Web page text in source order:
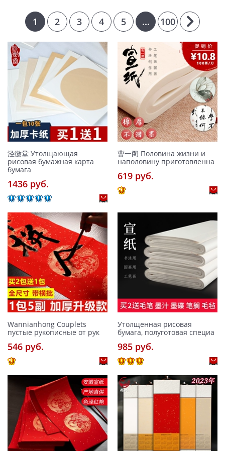
1 2 3 4 5 ... 100
泾徽堂 Утолщающая
рисовая бумажная карта
бумага
1436 pуб.
曹一阁 Половина жизни и
наполовину приготовленна
619 pуб.
Wannianhong Couplets
пустые рукописные от рук
546 pуб.
Утолщенная рисовая
бумага, полуготовая специа
985 pуб.